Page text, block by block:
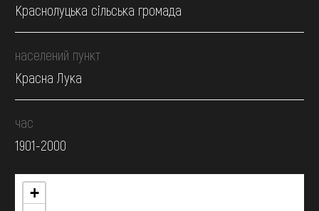
Краснолуцька сільська громада
населений пункт
Красна Лука
час
1901-2000
+